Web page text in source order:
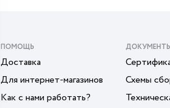
ПОМОЩЬ
Доставка
Для интернет-магазинов
Как с нами работать?
Схемы